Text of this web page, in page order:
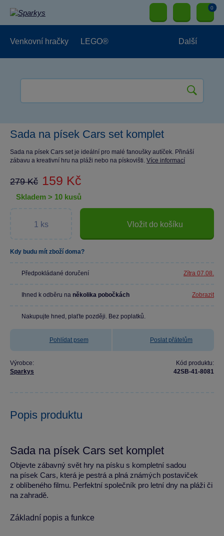
0
Venkovní hračky LEGO® Další
Sada na písek Cars set komplet
Sada na písek Cars set je ideální pro malé fanoušky autíček. Přináší
zábavu a kreativní hru na pláži nebo na pískovišti. Více informací
279 Kč 159 Kč
skladem > 10 kusů
Vložit do košíku
Kdy budu mít zboží doma?
Předpokládané doručení Zítra 07.08.
Ihned k odběru na několika pobočkách Zobrazit
Nakupujte hned, plaťte později. Bez poplatků.
Pohlídat psem Poslat přátelům
Výrobce:
Sparkys
Kód produktu:
42SB-41-8081
Popis produktu
Sada na písek Cars set komplet
Objevte zábavný svět hry na písku s kompletní sadou
na písek Cars, která je pestrá a plná známých postaviček
z oblíbeného filmu. Perfektní společník pro letní dny na pláži či
na zahradě.
Základní popis a funkce